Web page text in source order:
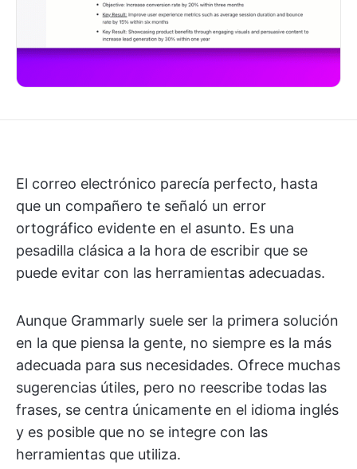
El correo electrónico parecía perfecto, hasta
que un compañero te señaló un error
ortográfico evidente en el asunto. Es una
pesadilla clásica a la hora de escribir que se
puede evitar con las herramientas adecuadas.
Aunque Grammarly suele ser la primera solución
en la que piensa la gente, no siempre es la más
adecuada para sus necesidades. Ofrece muchas
sugerencias útiles, pero no reescribe todas las
frases, se centra únicamente en el idioma inglés
y es posible que no se integre con las
herramientas que utiliza.